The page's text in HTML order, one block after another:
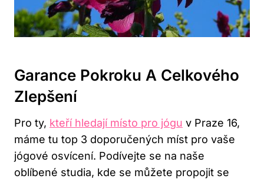
Garance Pokroku A Celkového
Zlepšení
Pro ty, kteří hledají místo pro jógu v Praze 16,
máme tu top 3 doporučených míst pro vaše
jógové osvícení. Podívejte se na naše
oblíbené studia, kde se můžete propojit se